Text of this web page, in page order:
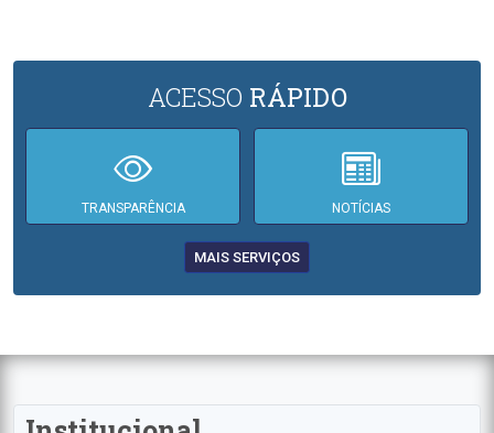
ACESSO RÁPIDO
TRANSPARÊNCIA NOTÍCIAS
MAIS SERVIÇOS